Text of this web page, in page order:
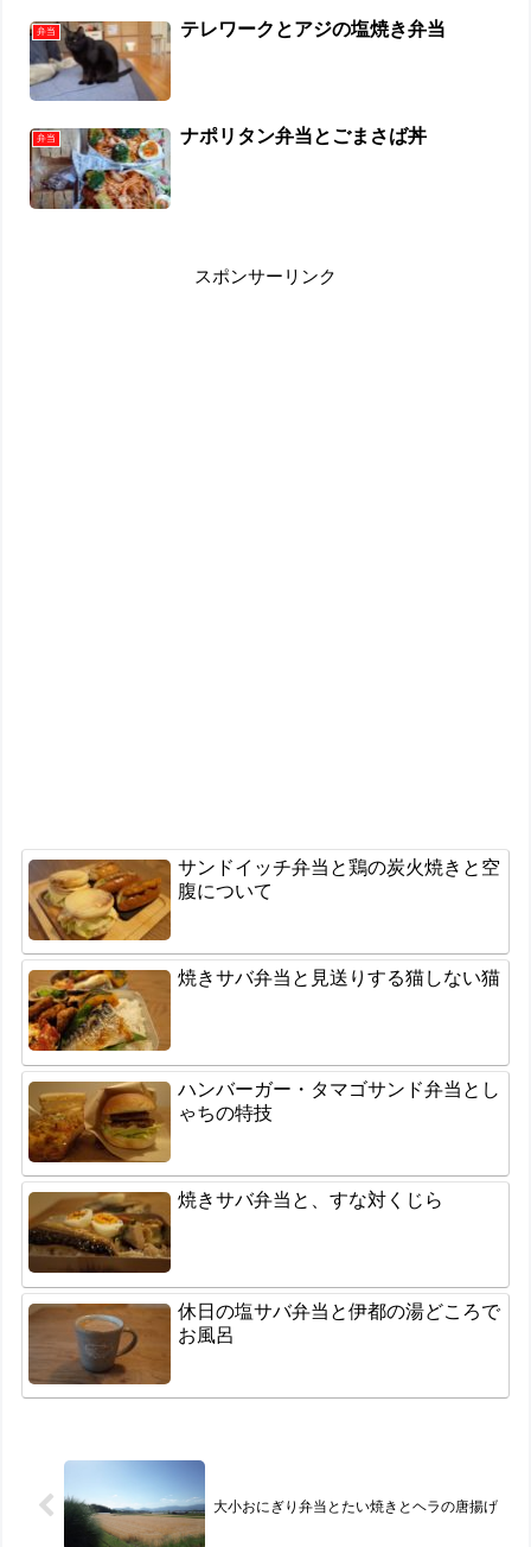
弁当 テレワークとアジの塩焼き弁当
弁当 ナポリタン弁当とごまさば丼
スポンサーリンク
サンドイッチ弁当と鶏の炭火焼きと空
腹について
焼きサバ弁当と見送りする猫しない猫
ハンバーガー・タマゴサンド弁当とし
ゃちの特技
焼きサバ弁当と、すな対くじら
休日の塩サバ弁当と伊都の湯どころで
お風呂
大小おにぎり弁当とたい焼きとヘラの唐揚げ